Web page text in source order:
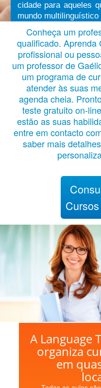
cidade para aqueles
mundo
Conheça um
qualificado. Aprenda
profissional ou
um professor de
um programa de
atender às suas
agenda cheia.
teste gratuito on-
estão as suas
entre em contacto
saber mais
A Language
organiza
em